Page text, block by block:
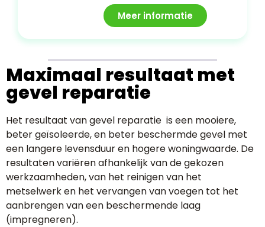
Meer informatie
Maximaal resultaat met
gevel reparatie
Het resultaat van gevel reparatie is een mooiere,
beter geïsoleerde, en beter beschermde gevel met
een langere levensduur en hogere woningwaarde. De
resultaten variëren afhankelijk van de gekozen
werkzaamheden, van het reinigen van het
metselwerk en het vervangen van voegen tot het
aanbrengen van een beschermende laag
(impregneren).